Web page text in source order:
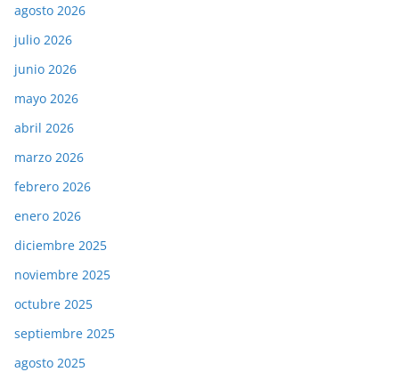
agosto 2026
julio 2026
junio 2026
mayo 2026
abril 2026
marzo 2026
febrero 2026
enero 2026
diciembre 2025
noviembre 2025
octubre 2025
septiembre 2025
agosto 2025